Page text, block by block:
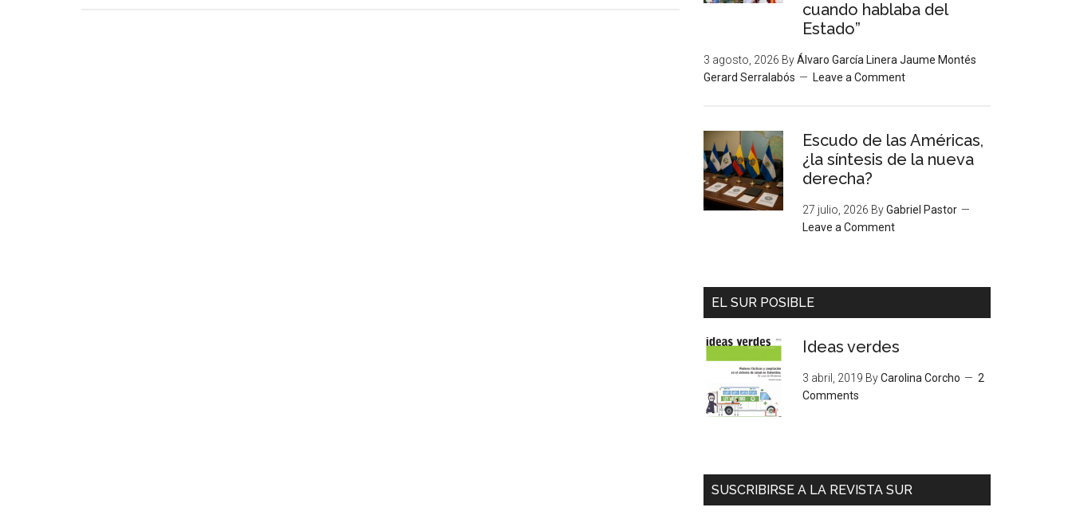
cuando hablaba del
Estado”
3 agosto, 2026 ByÁlvaro García Linera Jaume Montés
Gerard Serralabós
Leave a Comment
Escudo de las Américas,
¿la síntesis de la nueva
derecha?
27 julio, 2026 ByGabriel Pastor
Leave a Comment
EL SUR POSIBLE
Ideas verdes
3 abril, 2019 ByCarolina Corcho
2
Comments
SUSCRIBIRSE A LA REVISTA SUR